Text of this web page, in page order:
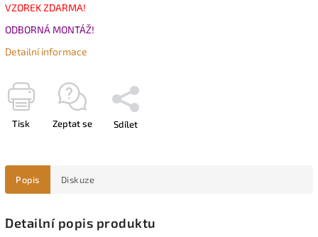
VZOREK ZDARMA!
ODBORNÁ MONTÁŽ!
Detailní informace
Tisk Zeptat se Sdílet
Popis Diskuze
Detailní popis produktu